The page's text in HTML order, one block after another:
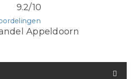
Appeldoorn
9.2/10